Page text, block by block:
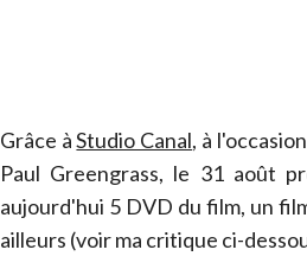
Grâce àStudio Canal, à
Paul Greengrass, le 31 août
aujourd'hui 5 DVD du film, un
ailleurs (voir ma critique ci-